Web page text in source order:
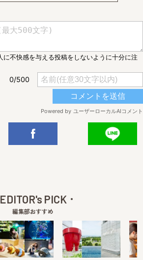
EDITOR's PICK
編集部おすすめ